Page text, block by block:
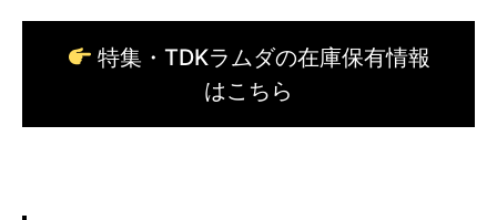
特集・TDKラムダの在庫保有情報
はこちら